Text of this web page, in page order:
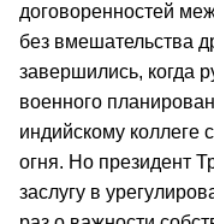
договоренностей
без вмешательства
завершились, когда
военного
индийскому
огня. Но президент
заслугу в